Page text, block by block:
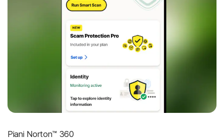
Piani Norton™ 360